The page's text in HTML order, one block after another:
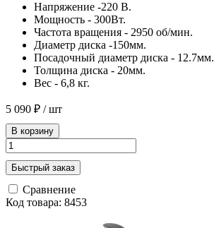
Напряжение -220 В.
Мощность - 300Вт.
Частота вращения - 2950 об/мин.
Диаметр диска -150мм.
Посадочный диаметр диска - 12.7мм.
Толщина диска - 20мм.
Вес - 6,8 кг.
5 090 ₽ / шт
В корзину
Быстрый заказ
Сравнение
Код товара: 8453